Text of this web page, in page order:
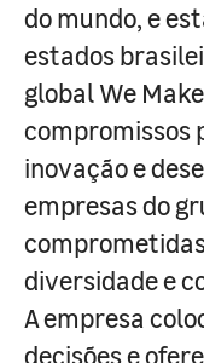
do mundo, e
estados
global We
compromissos
inovação e
empresas do
diversidade e
A empresa
decisões e